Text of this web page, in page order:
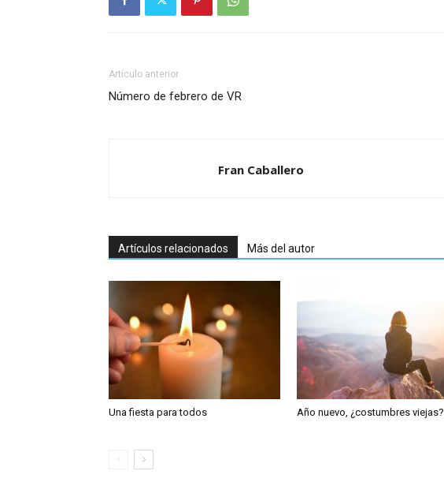
Artículo anterior
Número de febrero de VR
Fran Caballero
Artículos relacionados Más del autor
Una fiesta para todos Año nuevo, ¿costumbres viejas?